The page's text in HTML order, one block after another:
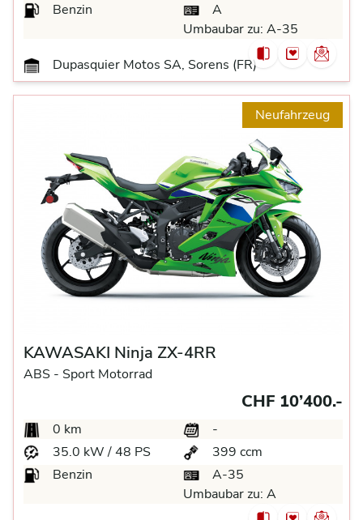
Benzin
A
Umbaubar zu: A-35
Dupasquier Motos SA, Sorens (FR)
Neufahrzeug
KAWASAKI Ninja ZX-4RR
ABS - Sport Motorrad
CHF 10’400.-
0 km
-
35.0 kW / 48 PS
399 ccm
Benzin
A-35
Umbaubar zu: A